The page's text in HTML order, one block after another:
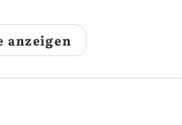
anzeigen